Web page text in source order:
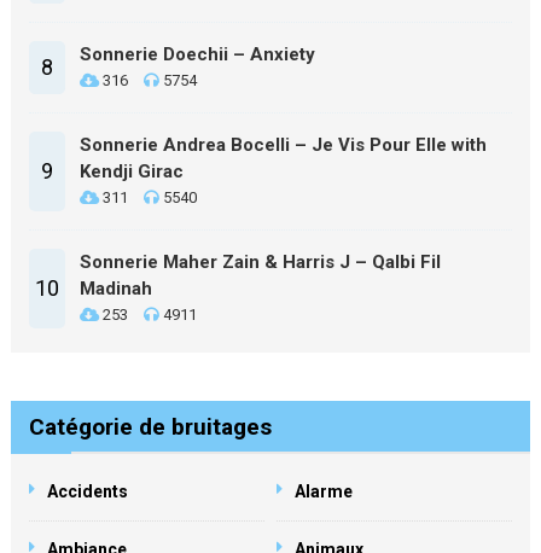
8 Sonnerie Doechii – Anxiety
316 5754
9
Sonnerie Andrea Bocelli – Je Vis Pour Elle with
Kendji Girac
311 5540
10
Sonnerie Maher Zain & Harris J – Qalbi Fil
Madinah
253 4911
Catégorie de bruitages
Accidents Alarme